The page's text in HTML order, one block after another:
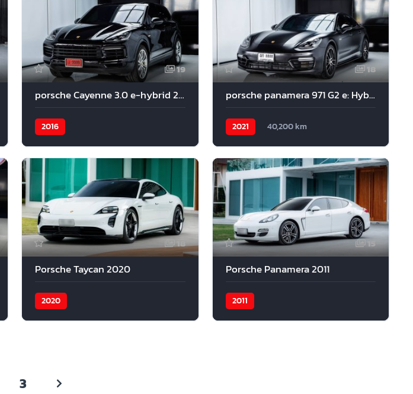
19
porsche Cayenne 3.0 e-hybrid 2019
2016
18
porsche panamera 971 G2 e: Hybrid 2021
2021 40,200 km
18
Porsche Taycan 2020
2020
15
Porsche Panamera 2011
2011
3